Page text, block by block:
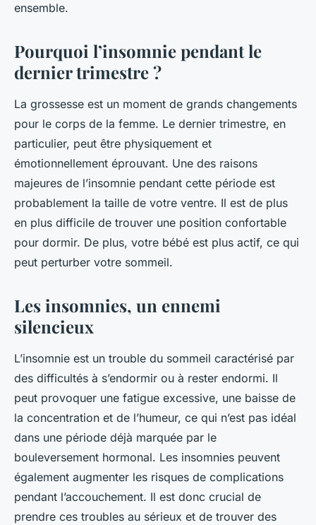
ensemble.
Pourquoi l’insomnie pendant le
dernier trimestre ?
La grossesse est un moment de grands changements
pour le corps de la femme. Le dernier trimestre, en
particulier, peut être physiquement et
émotionnellement éprouvant. Une des raisons
majeures de l’insomnie pendant cette période est
probablement la taille de votre ventre. Il est de plus
en plus difficile de trouver une position confortable
pour dormir. De plus, votre bébé est plus actif, ce qui
peut perturber votre sommeil.
Les insomnies, un ennemi
silencieux
L’insomnie est un trouble du sommeil caractérisé par
des difficultés à s’endormir ou à rester endormi. Il
peut provoquer une fatigue excessive, une baisse de
la concentration et de l’humeur, ce qui n’est pas idéal
dans une période déjà marquée par le
bouleversement hormonal. Les insomnies peuvent
également augmenter les risques de complications
pendant l’accouchement. Il est donc crucial de
prendre ces troubles au sérieux et de trouver des